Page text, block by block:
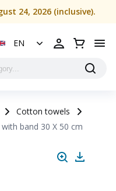
24, 2026 (inclusive).
EN
Cotton towels
band 30 X 50 cm